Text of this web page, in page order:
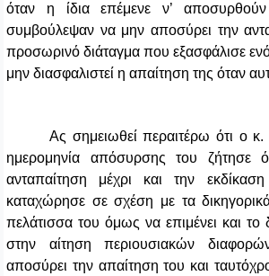
όταν η ίδια επέμενε ν’
συμβούλεψαν να μην αποσύρει την
προσωρινό διάταγμα που εξασφάλισε
μην διασφαλιστεί η απαίτηση της όταν
Ας σημειωθεί περαιτέρω ότι ο κ.
ημερομηνία απόσυρσης του ζήτησε
ανταπαίτηση μέχρι και την
καταχώρησε σε σχέση με τα
πελάτισσα του όμως να επιμένει και το
στην αίτηση περιουσιακών
αποσύρει την απαίτηση του και